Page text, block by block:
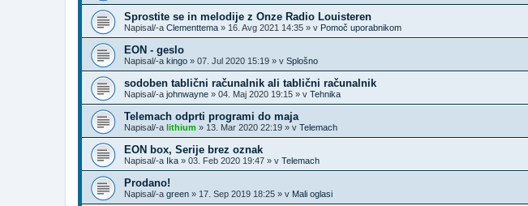
Sprostite se in melodije z Onze Radio Louisteren
Napisal/-a Clementtema » 16. Avg 2021 14:35 » v Pomoč uporabnikom
EON - geslo
Napisal/-a kingo » 07. Jul 2020 15:19 » v Splošno
sodoben tablični računalnik ali tablični računalnik
Napisal/-a johnwayne » 04. Maj 2020 19:15 » v Tehnika
Telemach odprti programi do maja
Napisal/-a lithium » 13. Mar 2020 22:19 » v Telemach
EON box, Serije brez oznak
Napisal/-a Ika » 03. Feb 2020 19:47 » v Telemach
Prodano!
Napisal/-a green » 17. Sep 2019 18:25 » v Mali oglasi